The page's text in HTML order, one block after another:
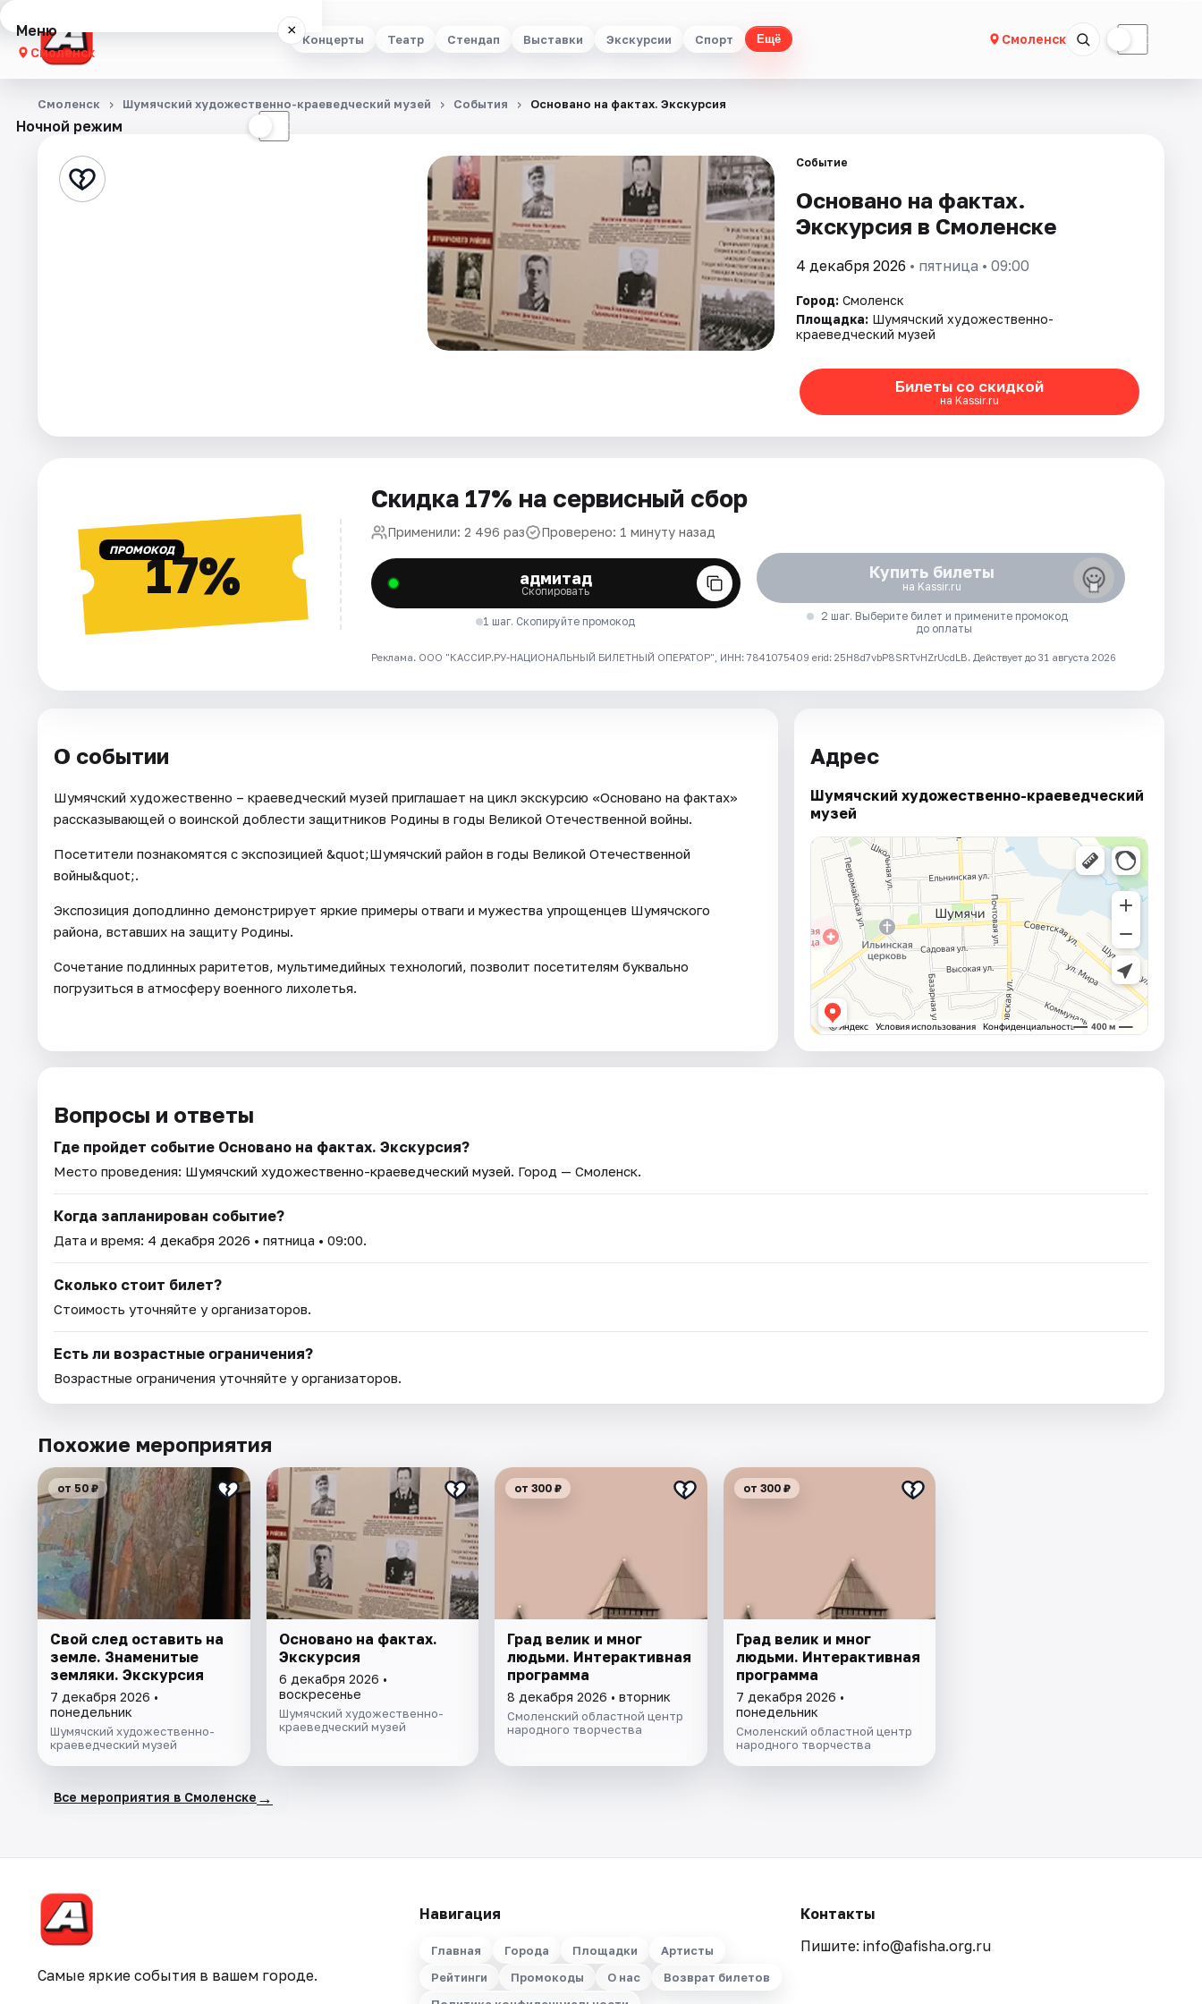
Концерты Театр Стендап Выставки Экскурсии Спорт Ещё Смоленск ☾
Меню ×
Смоленск
Концерты
Стендап
Рейтинги
Ночной режим ☾
Смоленск Шумячский художественно-краеведческий музей События Основано на фактах. Экскурсия
Событие
Основано на фактах.
Экскурсия в Смоленске
4 декабря 2026 • пятница • 09:00
Город: Смоленск
Площадка: Шумячский художественно-
краеведческий музей
Билеты со скидкой
на Kassir.ru
ПРОМОКОД17%
Скидка 17% на сервисный сбор
Применили: 2 496 раз Проверено: 1 минуту назад
адмитад
Скопировать
1 шаг. Скопируйте промокод
Купить билеты
на Kassir.ru
2 шаг. Выберите билет и примените промокод
до оплаты
Реклама. ООО "КАССИР.РУ-НАЦИОНАЛЬНЫЙ БИЛЕТНЫЙ ОПЕРАТОР", ИНН: 7841075409 erid: 25H8d7vbP8SRTvHZrUcdLB. Действует до 31 августа 2026
О событии
Шумячский художественно – краеведческий музей приглашает на цикл экскурсию «Основано на фактах»
рассказывающей о воинской доблести защитников Родины в годы Великой Отечественной войны.
Посетители познакомятся с экспозицией &quot;Шумячский район в годы Великой Отечественной
войны&quot;.
Экспозиция доподлинно демонстрирует яркие примеры отваги и мужества упрощенцев Шумячского
района, вставших на защиту Родины.
Сочетание подлинных раритетов, мультимедийных технологий, позволит посетителям буквально
погрузиться в атмосферу военного лихолетья.
Адрес
Шумячский художественно-краеведческий
музей
Вопросы и ответы
Где пройдет событие Основано на фактах. Экскурсия?
Место проведения: Шумячский художественно-краеведческий музей. Город — Смоленск.
Когда запланирован событие?
Дата и время: 4 декабря 2026 • пятница • 09:00.
Сколько стоит билет?
Стоимость уточняйте у организаторов.
Есть ли возрастные ограничения?
Возрастные ограничения уточняйте у организаторов.
Похожие мероприятия
от 50 ₽
Свой след оставить на
земле. Знаменитые
земляки. Экскурсия
7 декабря 2026 •
понедельник
Шумячский художественно-
краеведческий музей
Основано на фактах.
Экскурсия
6 декабря 2026 •
воскресенье
Шумячский художественно-
краеведческий музей
от 300 ₽
Град велик и мног
людьми. Интерактивная
программа
8 декабря 2026 • вторник
Смоленский областной центр
народного творчества
от 300 ₽
Град велик и мног
людьми. Интерактивная
программа
7 декабря 2026 •
понедельник
Смоленский областной центр
народного творчества
Все мероприятия в Смоленске →
Самые яркие события в вашем городе.
Навигация
Главная Города Площадки
Артисты
Рейтинги
Промокоды О нас
Возврат билетов
Контакты
Пишите: info@afisha.org.ru